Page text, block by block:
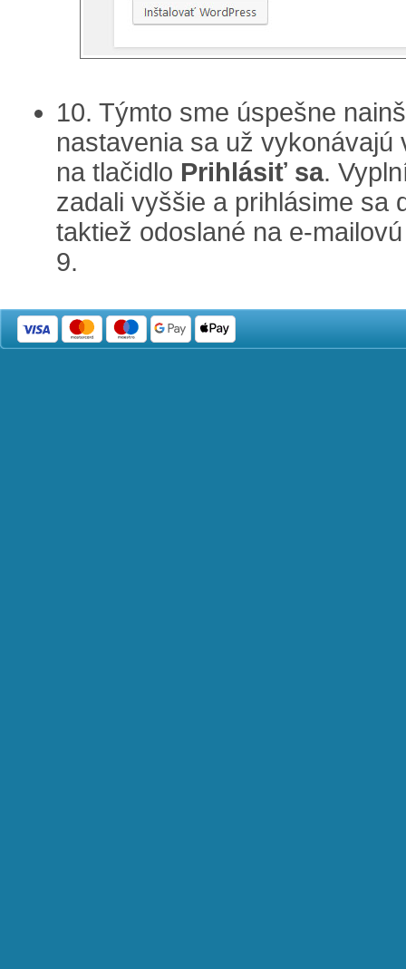
10. Týmto sme úspešne
nastavenia sa už
na tlačidlo Prihlásiť sa.
zadali vyššie a prihlásime sa
taktiež odoslané na e-
9.